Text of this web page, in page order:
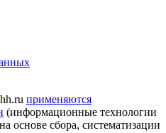
применяются
(информационные технологии
основе сбора, систематизации